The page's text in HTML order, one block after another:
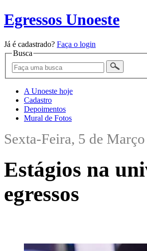
Egressos Unoeste
Já é cadastrado? Faça o login
Busca
A Unoeste hoje
Cadastro
Depoimentos
Mural de Fotos
Sexta-Feira, 5 de
Estágios na
egressos